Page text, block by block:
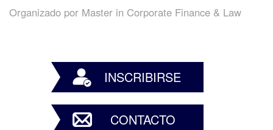
Organizado por Master in Corporate Finance & Law
INSCRIBIRSE
CONTACTO